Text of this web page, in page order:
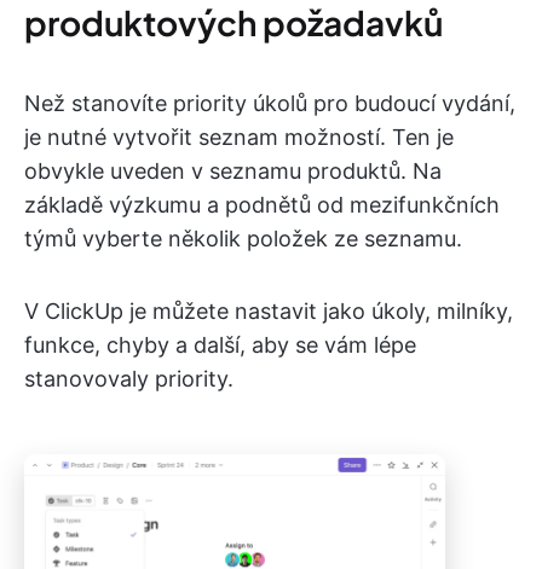
produktových požadavků
Než stanovíte priority úkolů pro budoucí vydání,
je nutné vytvořit seznam možností. Ten je
obvykle uveden v seznamu produktů. Na
základě výzkumu a podnětů od mezifunkčních
týmů vyberte několik položek ze seznamu.
V ClickUp je můžete nastavit jako úkoly, milníky,
funkce, chyby a další, aby se vám lépe
stanovovaly priority.